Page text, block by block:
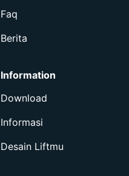
Faq
Berita
Information
Download
Informasi
Desain Liftmu